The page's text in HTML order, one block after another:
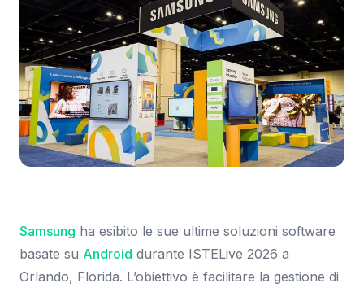
Samsung ha esibito le sue ultime soluzioni software
basate su Android durante ISTELive 2026 a
Orlando, Florida. L’obiettivo è facilitare la gestione di